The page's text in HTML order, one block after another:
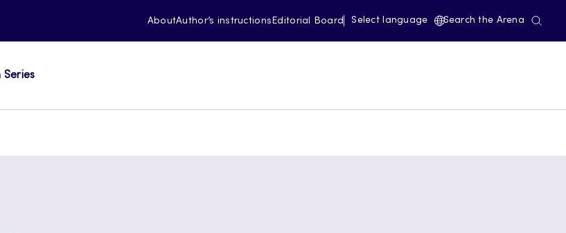
AboutAuthor’s instructionsEditorial Board Select language Search the Arena
Series